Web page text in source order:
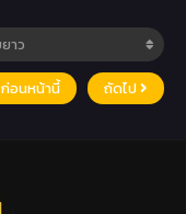
ก่อนหน้านี้ ถัดไป